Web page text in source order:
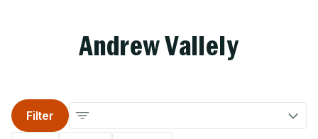
Andrew Vallely
Filter